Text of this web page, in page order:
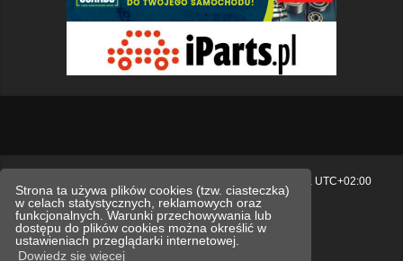
Strona ta używa plików cookies (tzw. ciasteczka)
w celach statystycznych, reklamowych oraz
funkcjonalnych. Warunki przechowywania lub
dostępu do plików cookies można określić w
ustawieniach przeglądarki internetowej.
Dowiedz się więcej
UTC+02:00
Polityka prywatności.
Technologię dostarczaphpBB® Forum Software © phpBB Limited
Polski pakiet językowy dostarczaphpBB.pl